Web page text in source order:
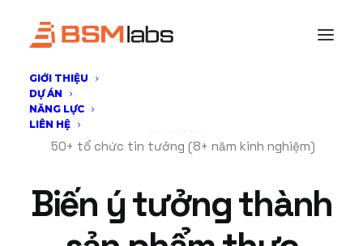
GIỚI THIỆU
DỰ ÁN
NĂNG LỰC
LIÊN HỆ
50+ tổ chức tin tưởng (8+ năm kinh nghiệm)
Biến ý tưởng thành